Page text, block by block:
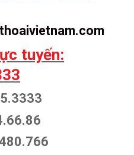
tuyến: